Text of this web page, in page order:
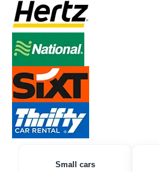
Small cars